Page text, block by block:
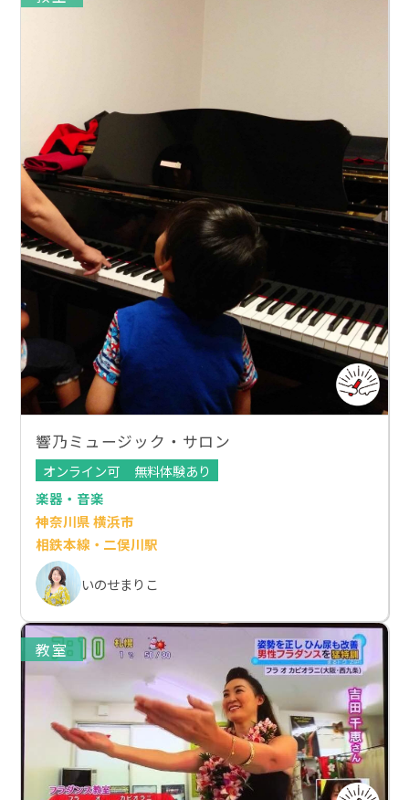
響乃ミュージック・サロン
オンライン可
無料体験あり
楽器・音楽
神奈川県 横浜市
相鉄本線・二俣川駅
いのせまりこ
教室